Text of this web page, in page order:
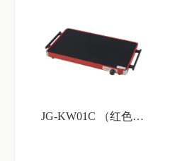
JG-KW01C （红色边